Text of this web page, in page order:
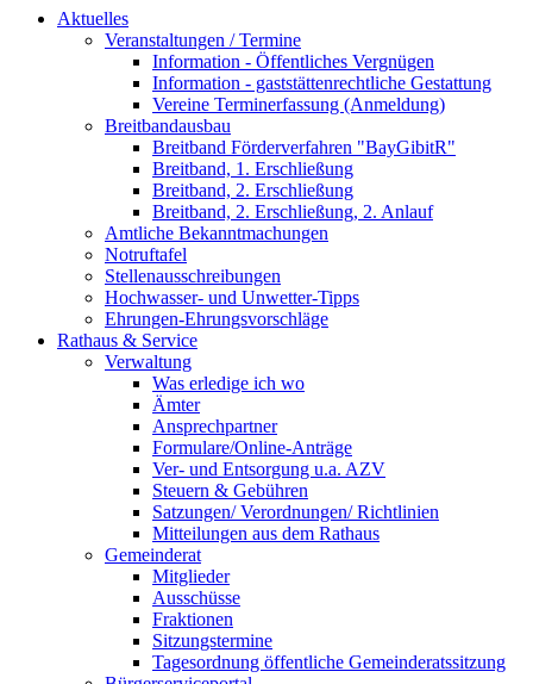
Aktuelles
Veranstaltungen / Termine
Information - Öffentliches Vergnügen
Information - gaststättenrechtliche Gestattung
Vereine Terminerfassung (Anmeldung)
Breitbandausbau
Breitband Förderverfahren "BayGibitR"
Breitband, 1. Erschließung
Breitband, 2. Erschließung
Breitband, 2. Erschließung, 2. Anlauf
Amtliche Bekanntmachungen
Notruftafel
Stellenausschreibungen
Hochwasser- und Unwetter-Tipps
Ehrungen-Ehrungsvorschläge
Rathaus & Service
Verwaltung
Was erledige ich wo
Ämter
Ansprechpartner
Formulare/Online-Anträge
Ver- und Entsorgung u.a. AZV
Steuern & Gebühren
Satzungen/ Verordnungen/ Richtlinien
Mitteilungen aus dem Rathaus
Gemeinderat
Mitglieder
Ausschüsse
Fraktionen
Sitzungstermine
Tagesordnung öffentliche Gemeinderatssitzung